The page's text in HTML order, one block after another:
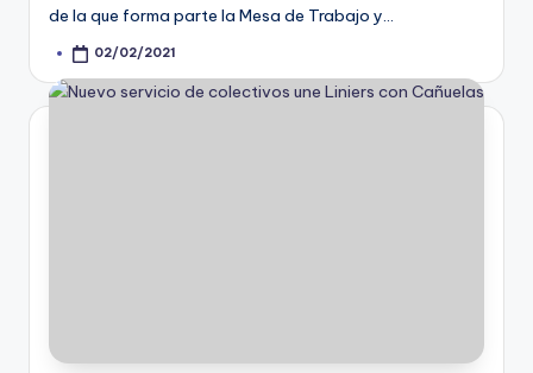
de la que forma parte la Mesa de Trabajo y…
Posted02/02/2021